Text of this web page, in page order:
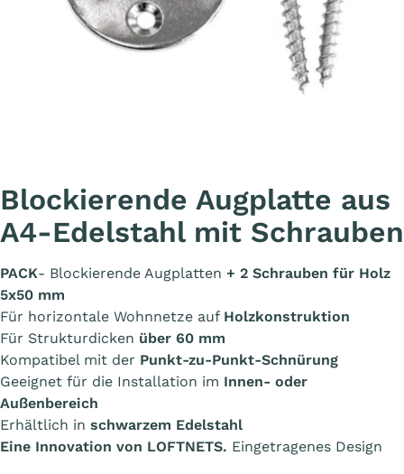
Blockierende Augplatte aus
A4-Edelstahl mit Schrauben
PACK- Blockierende Augplatten + 2 Schrauben für Holz
5x50 mm
Für horizontale Wohnnetze auf Holzkonstruktion
Für Strukturdicken über 60 mm
Kompatibel mit der Punkt-zu-Punkt-Schnürung
Geeignet für die Installation im Innen- oder
Außenbereich
Erhältlich in schwarzem Edelstahl
Eine Innovation von LOFTNETS. Eingetragenes Design